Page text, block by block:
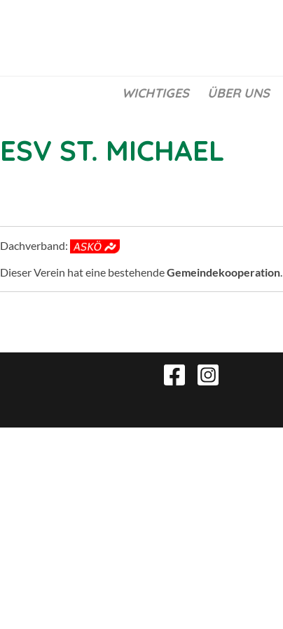
WICHTIGES ÜBER UNS
ESV ST. MICHAEL
Dachverband:
Dieser Verein hat eine bestehendeGemeindekooperation.